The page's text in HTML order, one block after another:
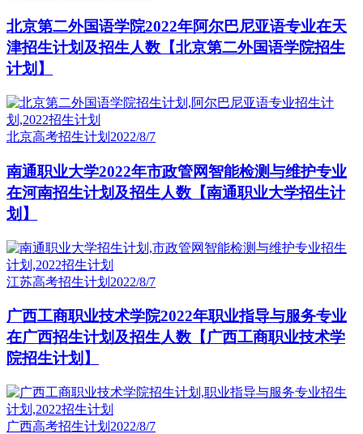
北京第二外国语学院2022年阿尔巴尼亚语专业在天
津招生计划及招生人数【北京第二外国语学院招生
计划】
北京高考招生计划 2022/8/7
南通职业大学2022年市政管网智能检测与维护专业
在河南招生计划及招生人数【南通职业大学招生计
划】
江苏高考招生计划 2022/8/7
广西工商职业技术学院2022年职业指导与服务专业
在广西招生计划及招生人数【广西工商职业技术学
院招生计划】
广西高考招生计划 2022/8/7